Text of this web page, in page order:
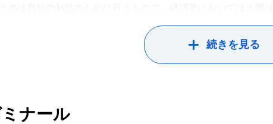
経済学には人が生まれながらに持つ利己的な側面を増幅して
、時々献血をするよう勧めています。献血は、何の対価もな
続きを見る
ナール